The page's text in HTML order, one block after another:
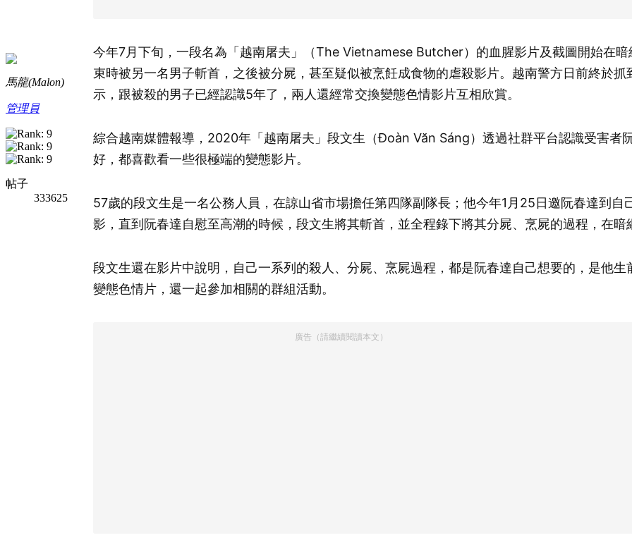
馬龍(Malon)
管理員
帖子
333625
今年7月下旬，一段名為「越南屠夫」（The Vietnamese Butcher）的血腥影片及截圖開始在
束時被另一名男子斬首，之後被分屍，甚至疑似被烹飪成食物的虐殺影片。越南警方日前終於
示，跟被殺的男子已經認識5年了，兩人還經常交換變態色情影片互相欣賞。
綜合越南媒體報導，2020年「越南屠夫」段文生（Đoàn Văn Sáng）透過社群平台認識受害
好，都喜歡看一些很極端的變態影片。
57歲的段文生是一名公務人員，在諒山省市場擔任第四隊副隊長；他今年1月25日邀阮春達到
影，直到阮春達自慰至高潮的時候，段文生將其斬首，並全程錄下將其分屍、烹屍的過程，在暗
段文生還在影片中說明，自己一系列的殺人、分屍、烹屍過程，都是阮春達自己想要的，是他
變態色情片，還一起參加相關的群組活動。
廣告（請繼續閱讀本文）